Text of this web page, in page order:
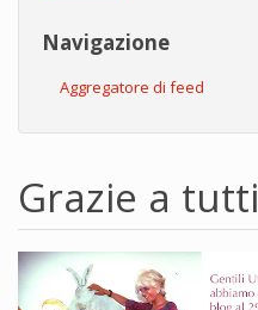
Navigazione
Aggregatore di feed
Grazie a tutti